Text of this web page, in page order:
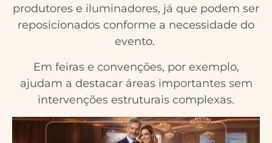
produtores e iluminadores, já que podem ser
reposicionados conforme a necessidade do
evento.
Em feiras e convenções, por exemplo,
ajudam a destacar áreas importantes sem
intervenções estruturais complexas.